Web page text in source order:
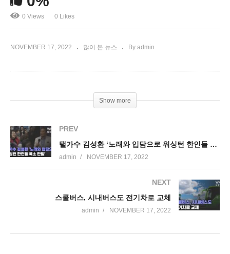
카시 새 하원의장’
0 Views 0 Likes
NOVEMBER 17, 2022 많이 본 뉴스 By admin
Show more
PREV
탤가수 김성환 ‘노래와 입담으로 워싱턴 한인들 폭소 만발’
admin NOVEMBER 17, 2022
NEXT
스쿨버스, 시내버스도 전기차로 교체
admin NOVEMBER 17, 2022